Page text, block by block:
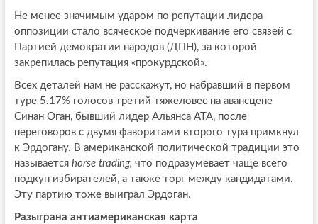
Не менее значимым ударом по репутации лидера
оппозиции стало всяческое подчеркивание его связей с
Партией демократии народов (ДПН), за которой
закрепилась репутация «прокурдской».
Всех деталей нам не расскажут, но набравший в первом
туре 5.17% голосов третий тяжеловес на авансцене
Синан Оган, бывший лидер Альянса АТА, после
переговоров с двумя фаворитами второго тура примкнул
к Эрдогану. В американской политической традиции это
называется horse trading, что подразумевает чаще всего
подкуп избирателей, а также торг между кандидатами.
Эту партию тоже выиграл Эрдоган.
Разыграна антиамериканская карта